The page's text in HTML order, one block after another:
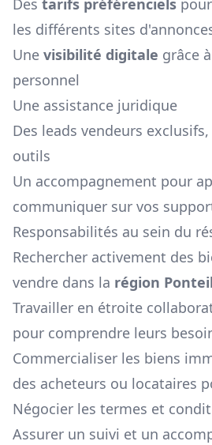
Des tarifs préférenciels
les différents sites
Une visibilité digitale grâce
personnel
Une assistance juridique
Des leads vendeurs
outils
Un accompagnement pour
communiquer sur vos
Responsabilités au sein du
Rechercher activement des
vendre dans la région
Travailler en étroite
pour comprendre leurs
Commercialiser les biens
des acheteurs ou locataires
Négocier les termes et
Assurer un suivi et un